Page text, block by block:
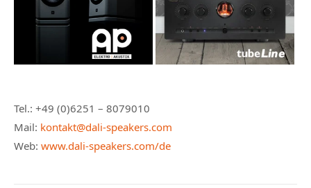
Tel.: +49 (0)6251 – 8079010
Mail: kontakt@dali-speakers.com
Web: www.dali-speakers.com/de